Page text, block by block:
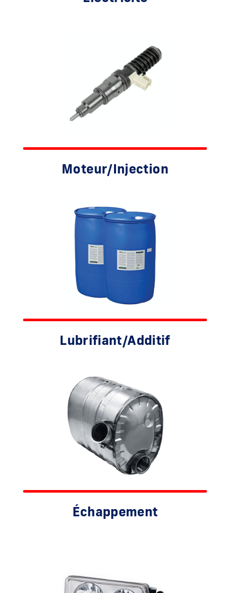
Moteur/Injection
Lubrifiant/Additif
Échappement